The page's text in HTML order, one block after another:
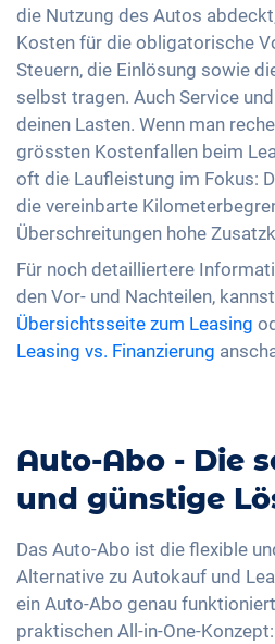
die Nutzung des Autos
Kosten für die obligatorische
Steuern, die Einlösung sowie
selbst tragen. Auch Service
deinen Lasten. Wenn man
grössten Kostenfallen beim
oft die Laufleistung im Fokus:
die vereinbarte
Überschreitungen hohe
Für noch detailliertere
den Vor- und Nachteilen,
Übersichtsseite zum Leasing
Leasing vs. Finanzierung
Auto-Abo - Die
und günstige
Das Auto-Abo ist die flexible
Alternative zu Autokauf und
ein Auto-Abo genau
praktischen All-in-One-